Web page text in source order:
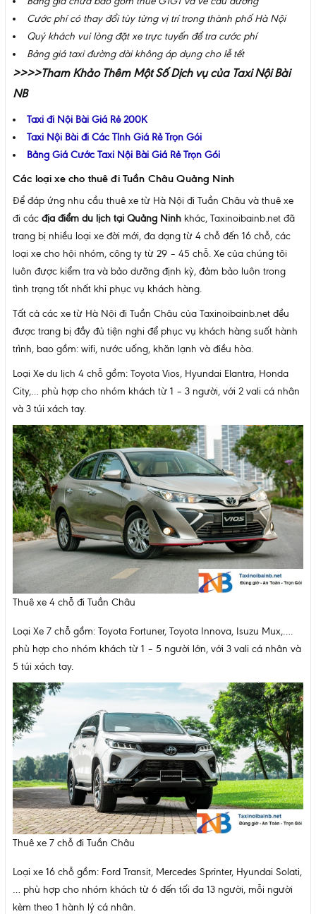
Cước phí có thay đổi tùy từng vị trí trong thành phố Hà Nội
Quý khách vui lòng đặt xe trực tuyến để tra cước phí
Bảng giá taxi đường dài không áp dụng cho lễ tết
>>>>Tham Khảo Thêm Một Số Dịch vụ của Taxi Nội Bài
NB
Taxi đi Nội Bài Giá Rẻ 200K
Taxi Nội Bài đi Các Tỉnh Giá Rẻ Trọn Gói
Bảng Giá Cước Taxi Nội Bài Giá Rẻ Trọn Gói
Các loại xe cho thuê đi Tuần Châu Quảng Ninh
Để đáp ứng nhu cầu thuê xe từ Hà Nội đi Tuần Châu và thuê xe
đi các địa điểm du lịch tại Quảng Ninh khác, Taxinoibainb.net đã
trang bị nhiều loại xe đời mới, đa dạng từ 4 chỗ đến 16 chỗ, các
loại xe cho hội nhóm, công ty từ 29 – 45 chỗ. Xe của chúng tôi
luôn được kiểm tra và bảo dưỡng định kỳ, đảm bảo luôn trong
tình trạng tốt nhất khi phục vụ khách hàng.
Tất cả các xe từ Hà Nội đi Tuần Châu của Taxinoibainb.net đều
được trang bị đầy đủ tiện nghi để phục vụ khách hàng suốt hành
trình, bao gồm: wifi, nước uống, khăn lạnh và điều hòa.
Loại Xe du lịch 4 chỗ gồm: Toyota Vios, Hyundai Elantra, Honda
City,… phù hợp cho nhóm khách từ 1 – 3 người, với 2 vali cá nhân
và 3 túi xách tay.
Thuê xe 4 chỗ đi Tuần Châu
Loại Xe 7 chỗ gồm: Toyota Fortuner, Toyota Innova, Isuzu Mux,….
phù hợp cho nhóm khách từ 1 – 5 người lớn, với 3 vali cá nhân và
5 túi xách tay.
Thuê xe 7 chỗ đi Tuần Châu
Loại xe 16 chỗ gồm: Ford Transit, Mercedes Sprinter, Hyundai Solati,
… phù hợp cho nhóm khách từ 6 đến tối đa 13 người, mỗi người
kèm theo 1 hành lý cá nhân.